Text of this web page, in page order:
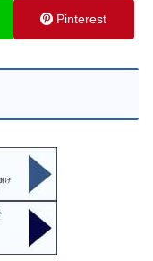
Pinterest